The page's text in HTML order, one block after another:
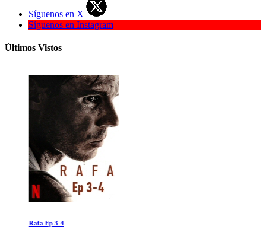
Síguenos en X
Síguenos en Instagram
Últimos Vistos
Rafa Ep 3-4